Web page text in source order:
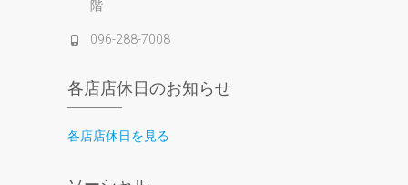
階
096-288-7008
各店店休日のお知らせ
各店店休日を見る